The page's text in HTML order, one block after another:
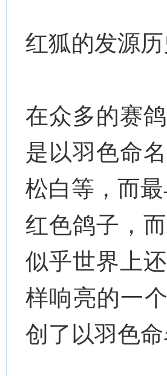
红狐的发源历
在众多的赛
是以羽色命
松白等，而
红色鸽子，
似乎世界上
样响亮的一
创了以羽色